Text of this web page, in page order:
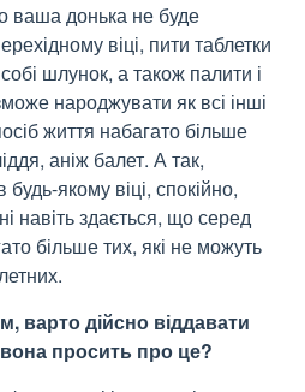
донька не буде
віці, пити таблетки
шлунок, а також палити і
народжувати як всі інші
життя набагато більше
аніж балет. А так,
якому віці, спокійно,
навіть здається, що серед
більше тих, які не можуть
варто дійсно віддавати
просить про це?